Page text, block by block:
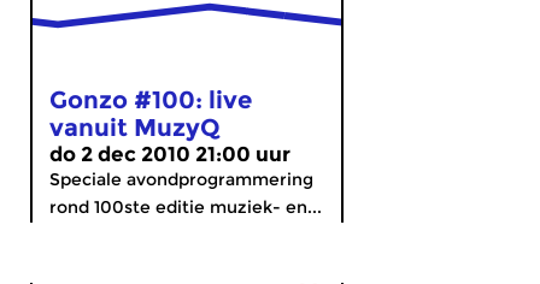
Gonzo #100: live
vanuit MuzyQ
do 2 dec 2010 21:00 uur
Speciale avondprogrammering
rond 100ste editie muziek- en...